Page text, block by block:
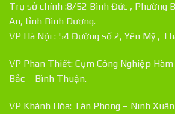
Trụ sở chính :8/52 Bình Đức , Phường
An, tỉnh Bình Dương.
VP Hà Nội : 54 Đường số 2, Yên Mỹ ,
VP Phan Thiết: Cụm Công Nghiệp
Bắc – Bình Thuận.
VP Khánh Hòa: Tân Phong – Ninh